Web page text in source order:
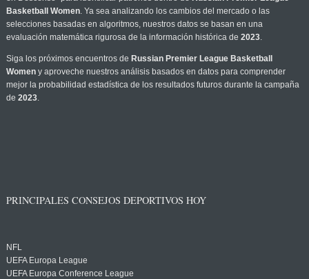
Basketball Women. Ya sea analizando los cambios del mercado o las
selecciones basadas en algoritmos, nuestros datos se basan en una
evaluación matemática rigurosa de la información histórica de 2023.
Siga los próximos encuentros de Russian Premier League Basketball
Womeny aproveche nuestros análisis basados en datos para comprender
mejor la probabilidad estadística de los resultados futuros durante la campaña
de 2023.
PRINCIPALES CONSEJOS DEPORTIVOS HOY
NFL
UEFA Europa League
UEFA Europa Conference League